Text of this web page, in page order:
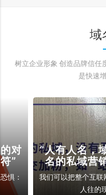
域
树立企业形象 创造品牌信任
是快速
对
”
惧：
“人有人名，
名的私域营
我们可以把整个互
人往的